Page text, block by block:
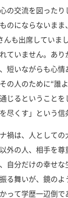
の交流を図った
のにならないまま
も出席していま
ていません。あ
短いながらも心
の人のために“誰
じるということ
尽くす」という
禍は、人としての
外の人、相手を
自分だけの幸せ
る舞いが、鏡の
って学歴一辺倒で